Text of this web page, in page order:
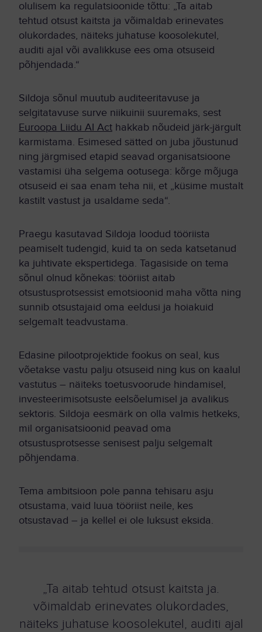
olulisem ka regulatsioonide tõttu: „Ta aitab
tehtud otsust kaitsta ja võimaldab erinevates
olukordades, näiteks juhatuse koosolekutel,
auditi ajal või avalikkuse ees oma otsuseid
põhjendada.“
Sildoja sõnul muutub auditeeritavuse ja
selgitatavuse surve niikuinii suuremaks, sest
Euroopa Liidu AI Act hakkab nõudeid järk-järgult
karmistama. Esimesed sätted on juba jõustunud
ning järgmised etapid seavad organisatsioone
vastamisi üha selgema ootusega: kõrge mõjuga
otsuseid ei saa enam teha nii, et „küsime mustalt
kastilt vastust ja usaldame seda“.
Praegu kasutavad Sildoja loodud tööriista
peamiselt tudengid, kuid ta on seda katsetanud
ka juhtivate ekspertidega. Tagasiside on tema
sõnul olnud kõnekas: tööriist aitab
otsustusprotsessist emotsioonid maha võtta ning
sunnib otsustajaid oma eeldusi ja hoiakuid
selgemalt teadvustama.
Edasine pilootprojektide fookus on seal, kus
võetakse vastu palju otsuseid ning kus on kaalul
vastutus – näiteks toetusvoorude hindamisel,
investeerimisotsuste eelsõelumisel ja avalikus
sektoris. Sildoja eesmärk on olla valmis hetkeks,
mil organisatsioonid peavad oma
otsustusprotsesse senisest palju selgemalt
põhjendama.
Tema ambitsioon pole panna tehisaru asju
otsustama, vaid luua tööriist neile, kes
otsustavad – ja kellel ei ole luksust eksida.
„Ta aitab tehtud otsust kaitsta ja.
võimaldab erinevates olukordades,
näiteks juhatuse koosolekutel, auditi ajal